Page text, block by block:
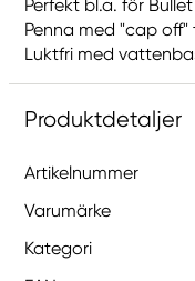
Perfekt bl.a. för
Penna med "cap
Luktfri med
Produktdetaljer
Artikelnummer
Varumärke
Kategori